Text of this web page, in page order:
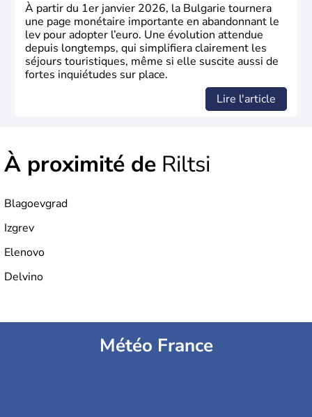
À partir du 1er janvier 2026, la Bulgarie tournera
une page monétaire importante en abandonnant le
lev pour adopter l’euro. Une évolution attendue
depuis longtemps, qui simplifiera clairement les
séjours touristiques, même si elle suscite aussi de
fortes inquiétudes sur place.
Lire l'article
À proximité de Riltsi
Blagoevgrad
Izgrev
Elenovo
Delvino
Météo France